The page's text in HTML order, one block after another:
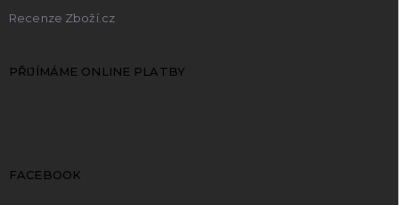
Recenze Zboží.cz
PŘIJÍMÁME ONLINE PLATBY
FACEBOOK